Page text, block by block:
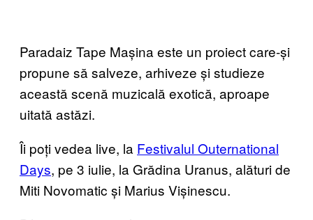
Paradaiz Tape Mașina este un proiect care-și
propune să salveze, arhiveze și studieze
această scenă muzicală exotică, aproape
uitată astăzi.
Îi poți vedea live, la Festivalul Outernational
Days, pe 3 iulie, la Grădina Uranus, alături de
Miti Novomatic și Marius Vișinescu.